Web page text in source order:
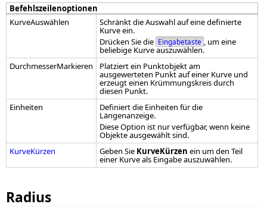
Befehlszeilenoptionen
KurveAuswählen
Schränkt die Auswahl auf eine definierte
Kurve ein.
Drücken Sie die Eingabetaste , um eine
beliebige Kurve auszuwählen.
DurchmesserMarkieren
Platziert ein Punktobjekt am
ausgewerteten Punkt auf einer Kurve und
erzeugt einen Krümmungskreis durch
diesen Punkt.
Einheiten
Definiert die Einheiten für die
Längenanzeige.
Diese Option ist nur verfügbar, wenn keine
Objekte ausgewählt sind.
KurveKürzen
Geben Sie KurveKürzen ein um den Teil
einer Kurve als Eingabe auszuwählen.
Radius